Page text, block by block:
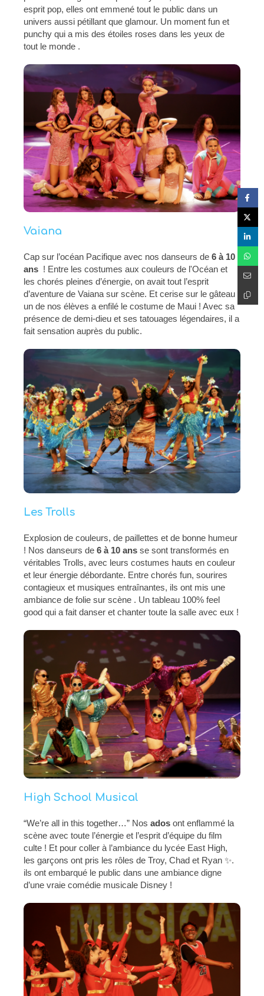
esprit pop, elles ont emmené tout le public dans un
univers aussi pétillant que glamour. Un moment fun et
punchy qui a mis des étoiles roses dans les yeux de
tout le monde .
Vaiana
Cap sur l’océan Pacifique avec nos danseurs de 6 à 10
ans ! Entre les costumes aux couleurs de l'Océan et
les chorés pleines d’énergie, on avait tout l’esprit
d’aventure de Vaiana sur scène. Et cerise sur le gâteau :
un de nos élèves a enfilé le costume de Maui ! Avec sa
présence de demi-dieu et ses tatouages légendaires, il a
fait sensation auprès du public.
Les Trolls
Explosion de couleurs, de paillettes et de bonne humeur
! Nos danseurs de 6 à 10 ans se sont transformés en
véritables Trolls, avec leurs costumes hauts en couleur
et leur énergie débordante. Entre chorés fun, sourires
contagieux et musiques entraînantes, ils ont mis une
ambiance de folie sur scène . Un tableau 100% feel
good qui a fait danser et chanter toute la salle avec eux !
High School Musical
“We’re all in this together…” Nos ados ont enflammé la
scène avec toute l’énergie et l’esprit d’équipe du film
culte ! Et pour coller à l’ambiance du lycée East High,
les garçons ont pris les rôles de Troy, Chad et Ryan ✨.
ils ont embarqué le public dans une ambiance digne
d’une vraie comédie musicale Disney !